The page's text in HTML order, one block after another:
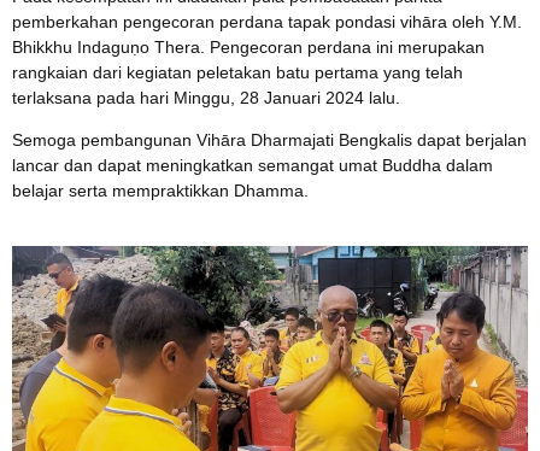
pemberkahan pengecoran perdana tapak pondasi vihāra oleh Y.M.
Bhikkhu Indaguṇo Thera. Pengecoran perdana ini merupakan
rangkaian dari kegiatan peletakan batu pertama yang telah
terlaksana pada hari Minggu, 28 Januari 2024 lalu.
Semoga pembangunan Vihāra Dharmajati Bengkalis dapat berjalan
lancar dan dapat meningkatkan semangat umat Buddha dalam
belajar serta mempraktikkan Dhamma.